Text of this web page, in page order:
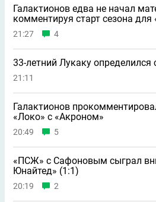
Галактионов едва не начал
комментируя старт сезона для
21:27 4
33-летний Лукаку
21:11
Галактионов
«Локо» с «Акроном»
20:49 5
«ПСЖ» с Сафоновым сыграл
Юнайтед» (1:1)
20:19 2